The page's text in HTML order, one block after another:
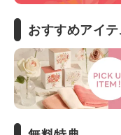
おすすめアイテ